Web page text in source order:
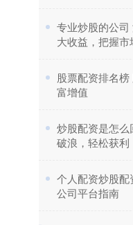
专业炒股的公
大收益，把握市
股票配资排名
富增值
炒股配资是怎
破浪，轻松获利
个人配资炒股
公司平台指南